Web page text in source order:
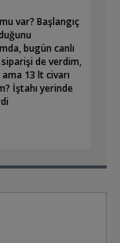
var? Başlangıç
bugün canlı
de verdim,
13 lt civarı
İştahı yerinde